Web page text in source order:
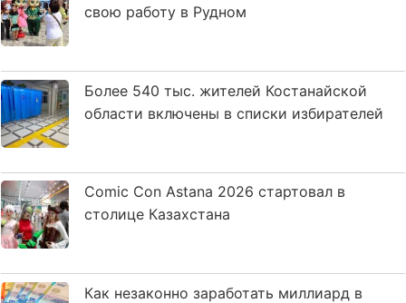
свою работу в Рудном
Более 540 тыс. жителей Костанайской
области включены в списки избирателей
Comic Con Astana 2026 стартовал в
столице Казахстана
Как незаконно заработать миллиард в